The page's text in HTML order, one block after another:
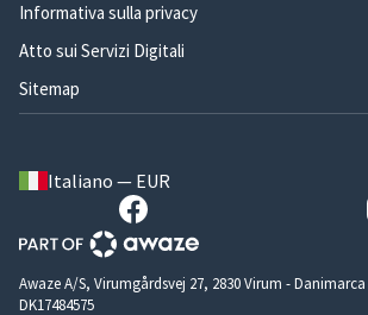
Informativa sulla privacy
Atto sui Servizi Digitali
Sitemap
Italiano — EUR
Awaze A/S, Virumgårdsvej 27, 2830 Virum -
DK17484575